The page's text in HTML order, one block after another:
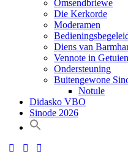
Omsendbriewe
Die Kerkorde
Moderamen
Diens van
Vennote in
Ondersteuning
Buitengewone
Notule
Didasko VBO
Sinode 2026